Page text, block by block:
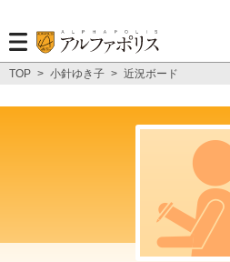
TOP > 小針ゆき子 > 近況ボード